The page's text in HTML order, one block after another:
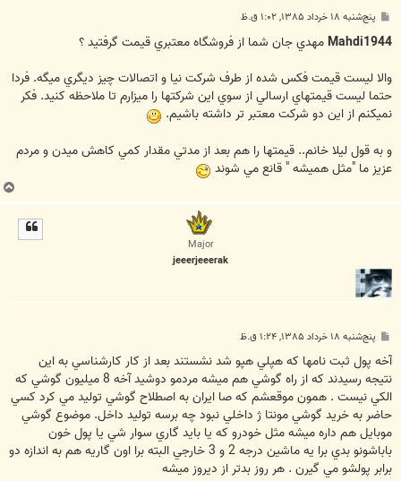
پ
ت
پنج‌شنبه ۱۸ خرداد ۱۳۸۵, ۱:۰۲ ق.ظ
Mahdi1944مهدي جان شما از فروشگاه معتبري قيمت گرفتيد ؟
والا ليست قيمت فکس شده از طرف شرکت نيا و اتصالات چيز ديگري ميگه. فردا
حتما ليست قيمتهاي ارسالي از سوي اين شرکتها را ميزارم تا ملاحظه کنيد. فکر
نميکنم از اين دو شرکت معتبر تر داشته باشيم.
و به قول ليلا خانم.. قيمتها را هم بعد از مدتي مقدار کمي کاهش ميدن و مردم
عزيز ما "مثل هميشه " قانع مي شوند
ب
ا
Major
jeeerjeeerak
پ
ت
پنج‌شنبه ۱۸ خرداد ۱۳۸۵, ۱:۲۴ ق.ظ
آخه پول ثبت نامها که هپلي هپو شد نشستند بعد از کار کارشناسي به اين
نتيجه رسيدند که از راه گوشي هم ميشه مردمو دوشيد آخه 8 ميليون گوشي که
الکي نيست . همون موقعشم که صا ايران به اصطلاح گوشي توليد مي کرد کسي
حاضر به خريد گوشي مونتا‍ ژ داخلي نبود چه برسه توليد داخل. موضوع گوشي
موبايل هم داره ميشه مثل خودرو که يا بايد گاري سوار شي يا پول خون
باباشونو بدي برا يه ماشين درجه 2 و 3 خارجي البته برا اون گاريه هم به اندازه دو
برابر پولشو مي گيرن . هر روز بدتر از ديروز ميشه